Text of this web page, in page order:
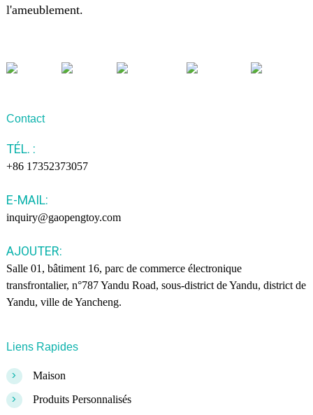
l'ameublement.
Contact
TÉL. :
+86 17352373057
E-MAIL:
inquiry@gaopengtoy.com
AJOUTER:
Salle 01, bâtiment 16, parc de commerce électronique
transfrontalier, n°787 Yandu Road, sous-district de Yandu, district de
Yandu, ville de Yancheng.
Liens Rapides
> Maison
> Produits Personnalisés